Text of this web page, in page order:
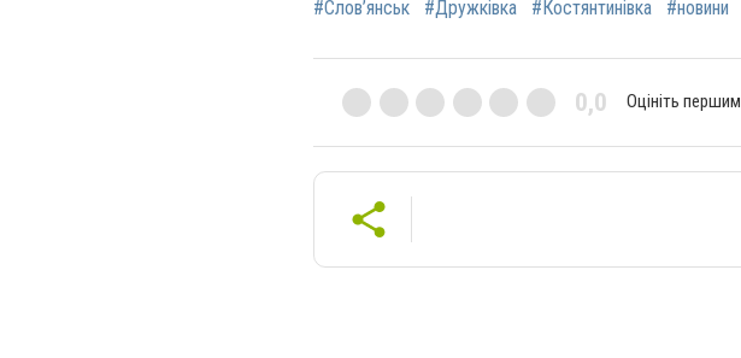
#Слов’янськ #Дружківка #Костянтинівка #новини
0,0 Оцініть першим